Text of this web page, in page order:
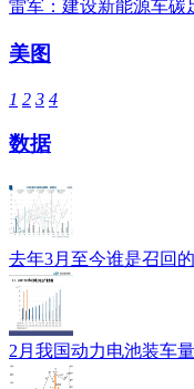
雷军：建设新能源车碳
美图
1 2 3 4
数据
去年3月至今谁是召回
2月我国动力电池装车